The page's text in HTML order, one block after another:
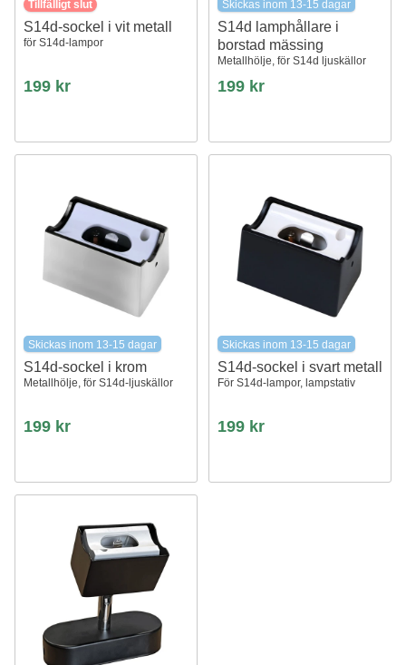
Tillfälligt slut
S14d-sockel i vit metall
för S14d-lampor
199 kr
Skickas inom 13-15 dagar
S14d lamphållare i
borstad mässing
Metallhölje, för S14d ljuskällor
199 kr
Skickas inom 13-15 dagar
S14d-sockel i krom
Metallhölje, för S14d-ljuskällor
199 kr
Skickas inom 13-15 dagar
S14d-sockel i svart metall
För S14d-lampor, lampstativ
199 kr